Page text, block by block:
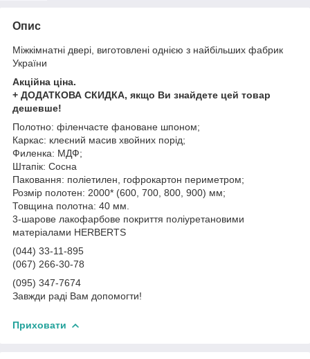
Опис
Міжкімнатні двері, виготовлені однією з найбільших фабрик
України
Акційна ціна.
+ ДОДАТКОВА СКИДКА, якщо Ви знайдете цей товар
дешевше!
Полотно: філенчасте фановане шпоном;
Каркас: клеєний масив хвойних порід;
Филенка: МДФ;
Штапік: Сосна
Паковання: поліетилен, гофрокартон периметром;
Розмір полотен: 2000* (600, 700, 800, 900) мм;
Товщина полотна: 40 мм.
3-шарове лакофарбове покриття поліуретановими
матеріалами HERBERTS
(044) 33-11-895
(067) 266-30-78
(095) 347-7674
Завжди раді Вам допомогти!
Приховати